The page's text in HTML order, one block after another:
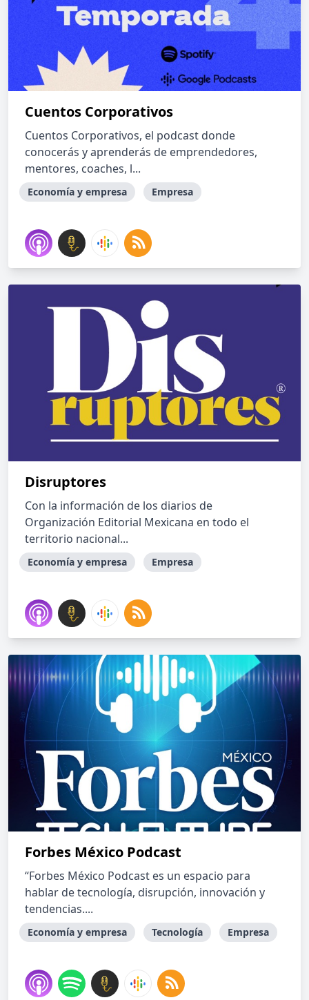
Cuentos Corporativos
Cuentos Corporativos, el podcast donde
conocerás y aprenderás de emprendedores,
mentores, coaches, l...
Economía y empresa Empresa
Disruptores
Con la información de los diarios de
Organización Editorial Mexicana en todo el
territorio nacional...
Economía y empresa Empresa
Forbes México Podcast
“Forbes México Podcast es un espacio para
hablar de tecnología, disrupción, innovación y
tendencias....
Economía y empresa Tecnología Empresa